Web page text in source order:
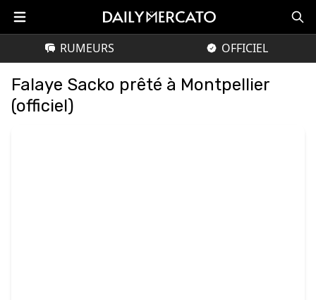
RUMEURS OFFICIEL
Falaye Sacko prêté à Montpellier
(officiel)